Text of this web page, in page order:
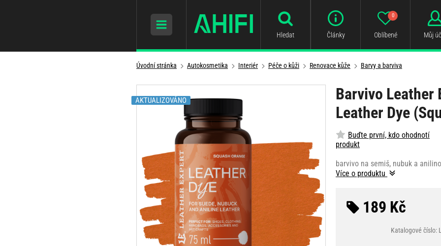
Hledat Články Oblíbené
0
Můj
Úvodní stránka Autokosmetika Interiér Péče o kůži Renovace kůže Barvy a barviva
Barvivo Leather
Leather Dye
Buďte první, kdo ohodnotí
produkt
barvivo na semiš, nubuk a
Více o produktu
189 Kč
Katalogové číslo:
AKTUALIZOVÁNO